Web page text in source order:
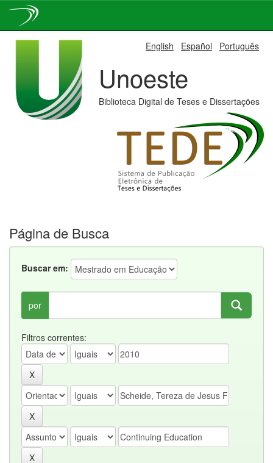
English Español Português
Unoeste
Biblioteca Digital de Teses e Dissertações
Página de Busca
Buscar em:
por
Filtros correntes: